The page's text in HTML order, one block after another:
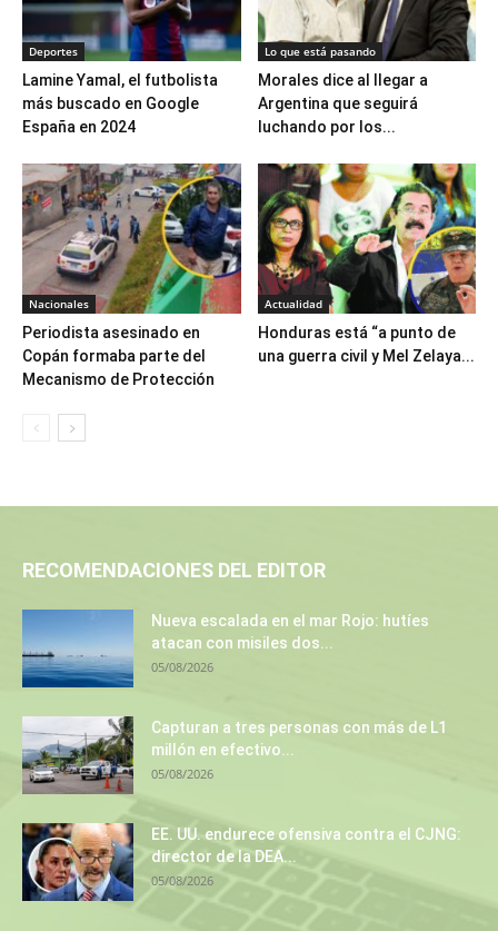
Deportes
Lamine Yamal, el futbolista
más buscado en Google
España en 2024
Lo que está pasando
Morales dice al llegar a
Argentina que seguirá
luchando por los...
Nacionales
Periodista asesinado en
Copán formaba parte del
Mecanismo de Protección
Actualidad
Honduras está “a punto de
una guerra civil y Mel Zelaya...
RECOMENDACIONES DEL EDITOR
Nueva escalada en el mar Rojo: hutíes
atacan con misiles dos...
05/08/2026
Capturan a tres personas con más de L1
millón en efectivo...
05/08/2026
EE. UU. endurece ofensiva contra el CJNG:
director de la DEA...
05/08/2026